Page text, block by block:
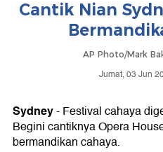
Cantik Nian
AP Photo/Mark
Jumat, 03 Jun
Sydney- Festival cahaya
Begini cantiknya Opera
bermandikan cahaya.